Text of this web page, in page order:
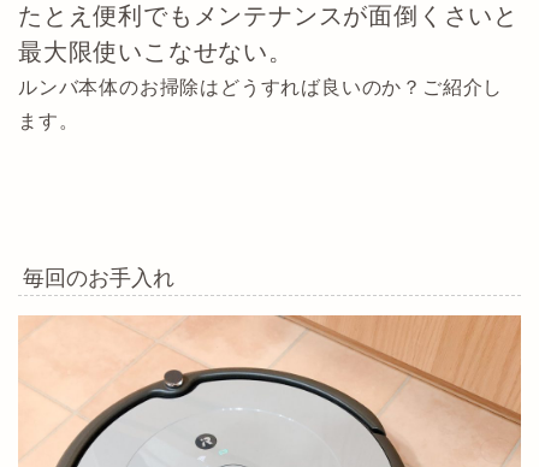
たとえ便利でもメンテナンスが面倒くさいと
最大限使いこなせない。
ルンバ本体のお掃除はどうすれば良いのか？ご紹介し
ます。
毎回のお手入れ